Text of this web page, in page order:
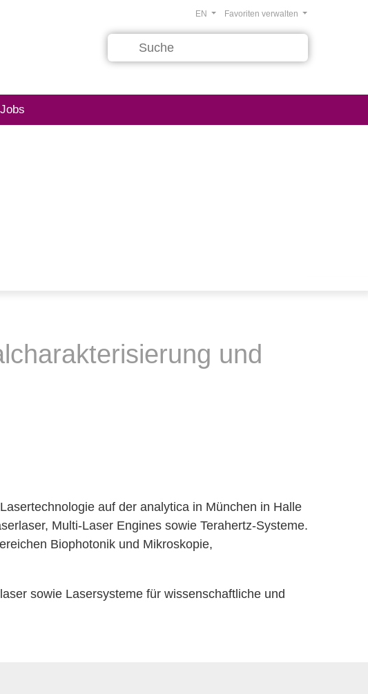
Favoriten verwalten
EN
Jobs
und
auf der analytica in München in Halle
Multi-Laser Engines sowie Terahertz-Systeme.
Biophotonik und Mikroskopie,
sowie Lasersysteme für wissenschaftliche und